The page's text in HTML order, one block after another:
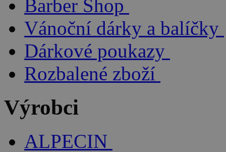
Barber Shop
Vánoční dárky a balíčky
Dárkové poukazy
Rozbalené zboží
Výrobci
ALPECIN